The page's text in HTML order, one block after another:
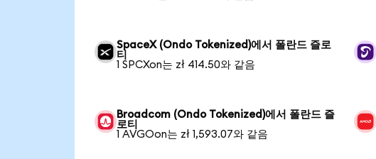
SpaceX (Ondo Tokenized)에서 폴란드 즐로
티
1 SPCXon는 zł 414.50와 같음
Broadcom (Ondo Tokenized)에서 폴란드 즐
로티
1 AVGOon는 zł 1,593.07와 같음